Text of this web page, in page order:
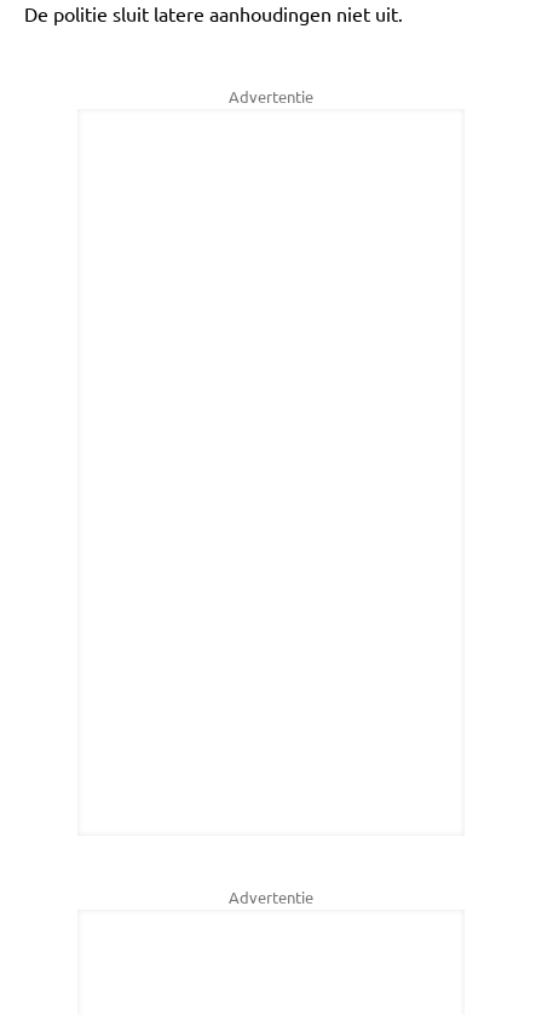
De politie sluit latere aanhoudingen niet uit.
Advertentie
Advertentie